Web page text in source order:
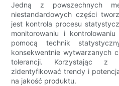
Jedną z powszechnych
niestandardowych części
jest kontrola procesu
monitorowaniu i
pomocą technik
konsekwentnie wytwarzanych
tolerancji. Korzystając z
zidentyfikować trendy i
na jakość produktu.